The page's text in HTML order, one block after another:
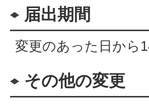
届出期間
変更のあった日から
その他の変更